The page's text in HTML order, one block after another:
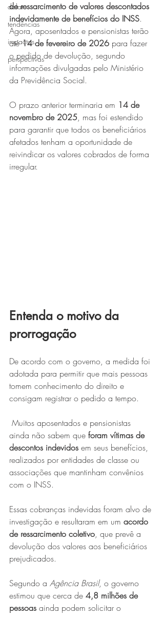
dolar
tendências
impactos
perspectivas
de ressarcimento de valores descontados
indevidamente de benefícios do INSS.
Agora, aposentados e pensionistas terão
até 14 de fevereiro de 2026 para fazer
o pedido de devolução, segundo
informações divulgadas pelo Ministério
da Previdência Social.
O prazo anterior terminaria em 14 de
novembro de 2025, mas foi estendido
para garantir que todos os beneficiários
afetados tenham a oportunidade de
reivindicar os valores cobrados de forma
irregular.
Entenda o motivo da
prorrogação
De acordo com o governo, a medida foi
adotada para permitir que mais pessoas
tomem conhecimento do direito e
consigam registrar o pedido a tempo.
ainda não sabem que foram vítimas de
descontos indevidos em seus benefícios,
realizados por entidades de classe ou
associações que mantinham convênios
com o INSS.
Essas cobranças indevidas foram alvo de
investigação e resultaram em um acordo
de ressarcimento coletivo, que prevê a
devolução dos valores aos beneficiários
prejudicados.
Segundo a Agência Brasil, o governo
estimou que cerca de 4,8 milhões de
pessoas ainda podem solicitar o